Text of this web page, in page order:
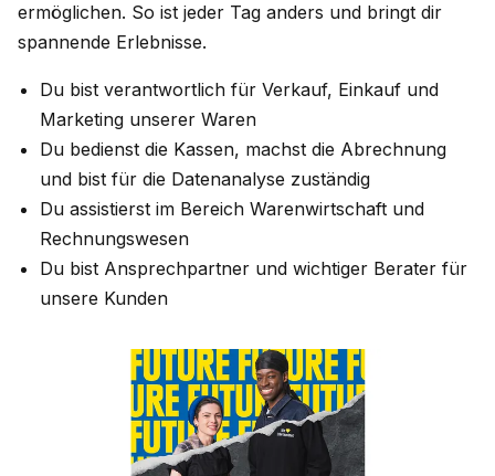
ermöglichen. So ist jeder Tag anders und bringt dir
spannende Erlebnisse.
Du bist verantwortlich für Verkauf, Einkauf und
Marketing unserer Waren
Du bedienst die Kassen, machst die Abrechnung
und bist für die Datenanalyse zuständig
Du assistierst im Bereich Warenwirtschaft und
Rechnungswesen
Du bist Ansprechpartner und wichtiger Berater für
unsere Kunden